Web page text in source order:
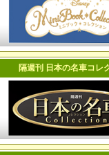
隔週刊 日本の名車コレ